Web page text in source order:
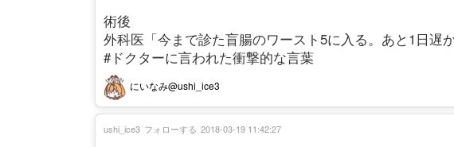
術後
外科医「今まで診た盲腸のワースト5に入る。あと1日遅
#ドクターに言われた衝撃的な言葉
にいなみ@ushi_ice3
ushi_ice3 フォローする 2018-03-19 11:42:27